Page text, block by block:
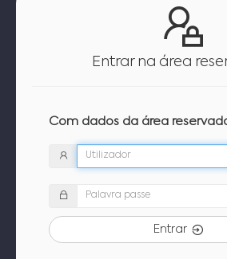
Entrar na área
Com dados da área
Entrar